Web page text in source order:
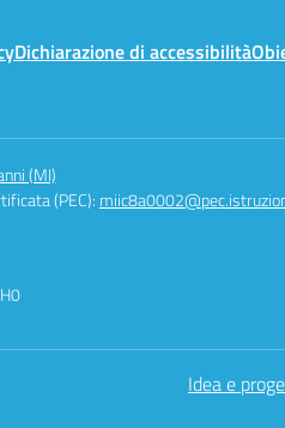
Dichiarazione di accessibilità
(MI)
(PEC):
Idea e